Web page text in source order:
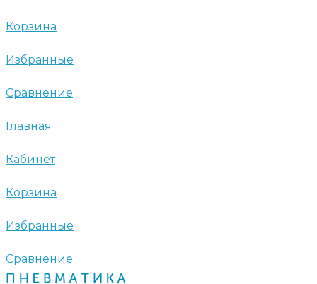
Корзина
Избранные
Сравнение
Главная
Кабинет
Корзина
Избранные
Сравнение